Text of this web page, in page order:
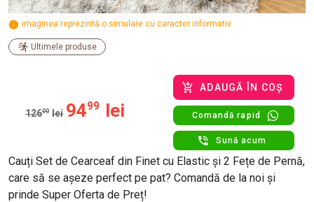
imaginea reprezintă o simulare cu caracter informativ.
Ultimele produse
12600 lei 9499 lei
ADAUGĂ ÎN COȘ
Comandă rapid
Sună acum
Cauți Set de Cearceaf din Finet cu Elastic și 2 Fețe de Pernă,
care să se așeze perfect pe pat? Comandă de la noi și
prinde Super Oferta de Preț!